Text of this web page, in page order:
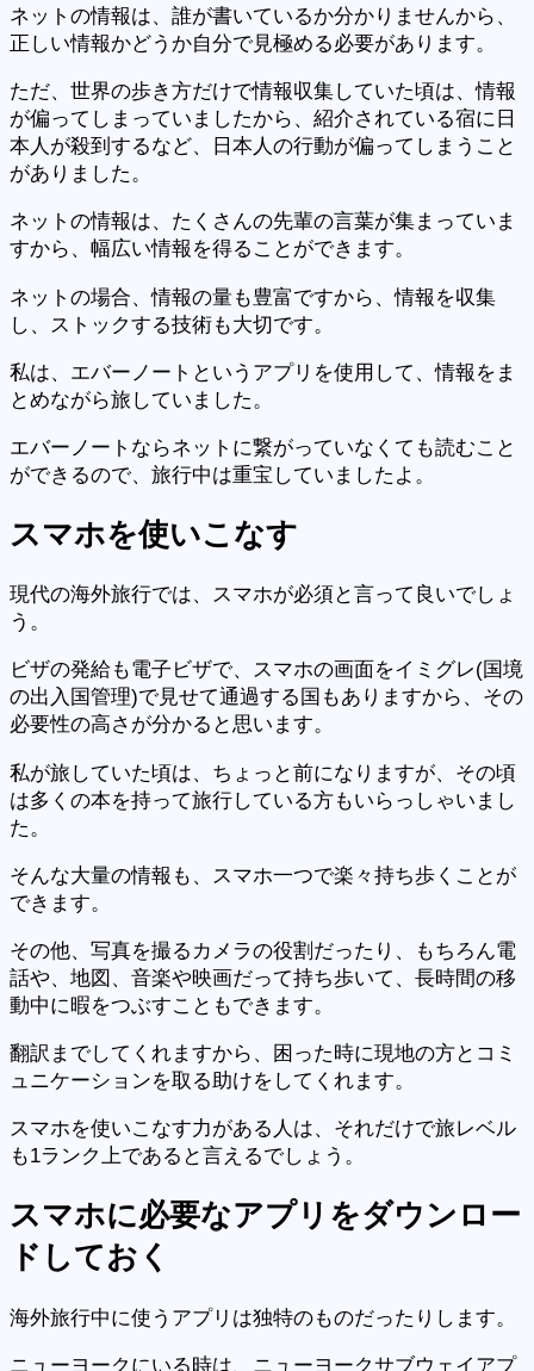
ネットの情報は、誰が書いているか分かりませんから、
正しい情報かどうか自分で見極める必要があります。
ただ、世界の歩き方だけで情報収集していた頃は、情報
が偏ってしまっていましたから、紹介されている宿に日
本人が殺到するなど、日本人の行動が偏ってしまうこと
がありました。
ネットの情報は、たくさんの先輩の言葉が集まっていま
すから、幅広い情報を得ることができます。
ネットの場合、情報の量も豊富ですから、情報を収集
し、ストックする技術も大切です。
私は、エバーノートというアプリを使用して、情報をま
とめながら旅していました。
エバーノートならネットに繋がっていなくても読むこと
ができるので、旅行中は重宝していましたよ。
スマホを使いこなす
現代の海外旅行では、スマホが必須と言って良いでしょ
う。
ビザの発給も電子ビザで、スマホの画面をイミグレ(国境
の出入国管理)で見せて通過する国もありますから、その
必要性の高さが分かると思います。
私が旅していた頃は、ちょっと前になりますが、その頃
は多くの本を持って旅行している方もいらっしゃいまし
た。
そんな大量の情報も、スマホ一つで楽々持ち歩くことが
できます。
その他、写真を撮るカメラの役割だったり、もちろん電
話や、地図、音楽や映画だって持ち歩いて、長時間の移
動中に暇をつぶすこともできます。
翻訳までしてくれますから、困った時に現地の方とコミ
ュニケーションを取る助けをしてくれます。
スマホを使いこなす力がある人は、それだけで旅レベル
も1ランク上であると言えるでしょう。
スマホに必要なアプリをダウンロー
ドしておく
海外旅行中に使うアプリは独特のものだったりします。
ニューヨークにいる時は、ニューヨークサブウェイアプ